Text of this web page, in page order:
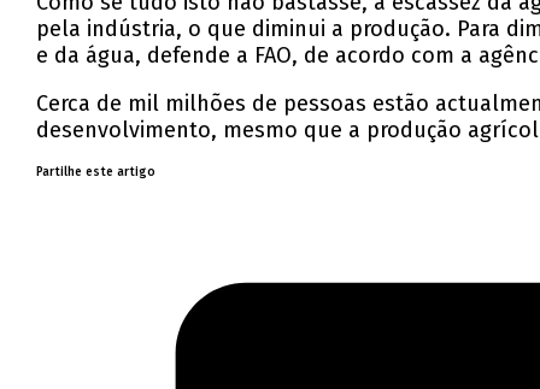
pela indústria, o que diminui a produção. Para
e da água, defende a FAO, de acordo com a
Cerca de mil milhões de pessoas estão
desenvolvimento, mesmo que a produção
Partilhe este artigo